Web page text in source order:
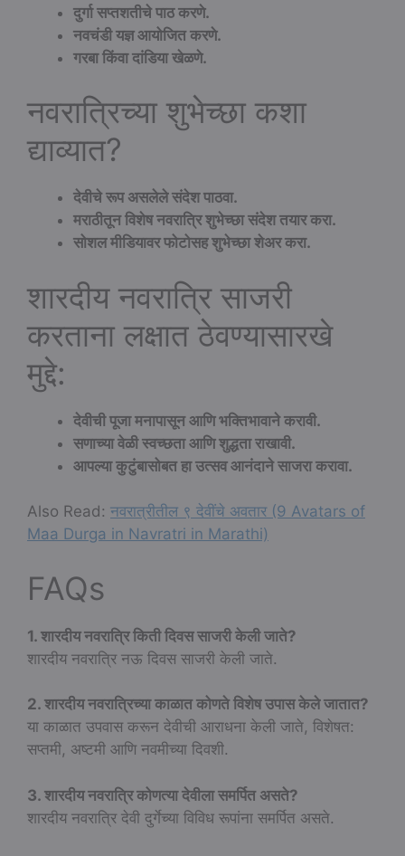
दुर्गा सप्तशतीचे पाठ करणे.
नवचंडी यज्ञ आयोजित करणे.
गरबा किंवा दांडिया खेळणे.
नवरात्रिच्या शुभेच्छा कशा
द्याव्यात?
देवीचे रूप असलेले संदेश पाठवा.
मराठीतून विशेष नवरात्रि शुभेच्छा संदेश तयार करा.
सोशल मीडियावर फोटोसह शुभेच्छा शेअर करा.
शारदीय नवरात्रि साजरी
करताना लक्षात ठेवण्यासारखे
मुद्दे:
देवीची पूजा मनापासून आणि भक्तिभावाने करावी.
सणाच्या वेळी स्वच्छता आणि शुद्धता राखावी.
आपल्या कुटुंबासोबत हा उत्सव आनंदाने साजरा करावा.
Also Read: नवरात्रीतील ९ देवींचे अवतार (9 Avatars of
Maa Durga in Navratri in Marathi)
FAQs
1. शारदीय नवरात्रि किती दिवस साजरी केली जाते?
शारदीय नवरात्रि नऊ दिवस साजरी केली जाते.
2. शारदीय नवरात्रिच्या काळात कोणते विशेष उपास केले जातात?
या काळात उपवास करून देवीची आराधना केली जाते, विशेषत:
सप्तमी, अष्टमी आणि नवमीच्या दिवशी.
3. शारदीय नवरात्रि कोणत्या देवीला समर्पित असते?
शारदीय नवरात्रि देवी दुर्गेच्या विविध रूपांना समर्पित असते.